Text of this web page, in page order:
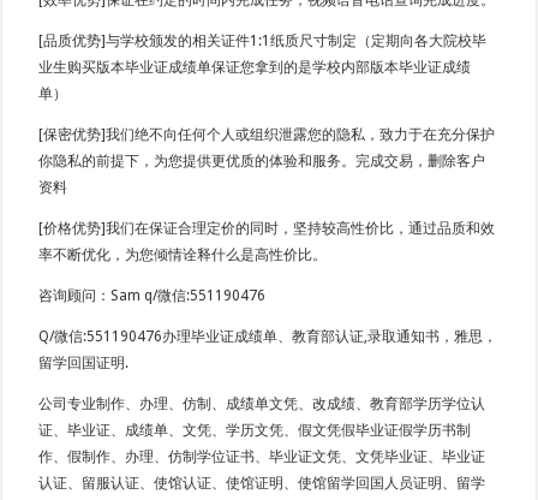
[品质优势]与学校颁发的相关证件1:1纸质尺寸制定（定期向各大院校毕
业生购买版本毕业证成绩单保证您拿到的是学校内部版本毕业证成绩
单）
[保密优势]我们绝不向任何个人或组织泄露您的隐私，致力于在充分保护
你隐私的前提下，为您提供更优质的体验和服务。完成交易，删除客户
资料
[价格优势]我们在保证合理定价的同时，坚持较高性价比，通过品质和效
率不断优化，为您倾情诠释什么是高性价比。
咨询顾问：Sam q/微信:551190476
Q/微信:551190476办理毕业证成绩单、教育部认证,录取通知书，雅思，
留学回国证明.
公司专业制作、办理、仿制、成绩单文凭、改成绩、教育部学历学位认
证、毕业证、成绩单、文凭、学历文凭、假文凭假毕业证假学历书制
作、假制作、办理、仿制学位证书、毕业证文凭、文凭毕业证、毕业证
认证、留服认证、使馆认证、使馆证明、使馆留学回国人员证明、留学